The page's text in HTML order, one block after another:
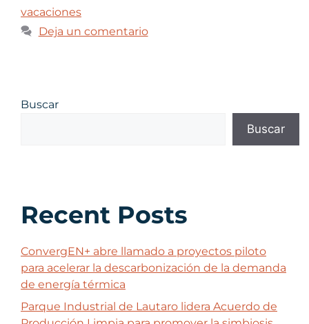
vacaciones
Deja un comentario
Buscar
Buscar
Recent Posts
ConvergEN+ abre llamado a proyectos piloto
para acelerar la descarbonización de la demanda
de energía térmica
Parque Industrial de Lautaro lidera Acuerdo de